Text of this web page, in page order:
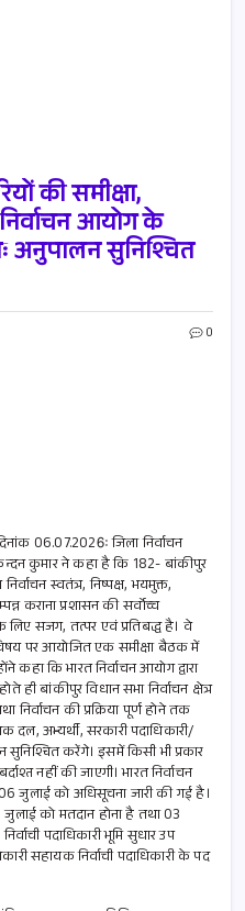
की समीक्षा,
आयोग के
अनुपालन सुनिश्चित
0
h
ar
e
06.07.2026ः जिला निर्वाचन
कुमार ने कहा है कि 182- बांकीपुर
स्वतंत्र, निष्पक्ष, भयमुक्त,
कराना प्रशासन की सर्वोच्च
लिए सजग, तत्पर एवं प्रतिबद्ध है। वे
पर आयोजित एक समीक्षा बैठक में
कहा कि भारत निर्वाचन आयोग द्वारा
ही बांकीपुर विधान सभा निर्वाचन क्षेत्र
निर्वाचन की प्रक्रिया पूर्ण होने तक
दल, अभ्यर्थी, सरकारी पदाधिकारी/
करेंगे। इसमें किसी भी प्रकार
नहीं की जाएगी। भारत निर्वाचन
06 जुलाई को अधिसूचना जारी की गई है।
को मतदान होना है तथा 03
पदाधिकारी भूमि सुधार उप
सहायक निर्वाची पदाधिकारी के पद